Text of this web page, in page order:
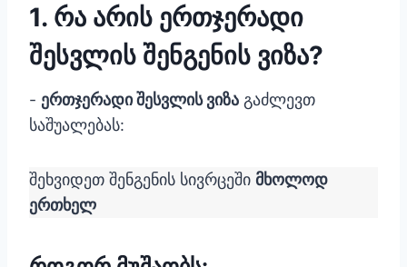
1. რა არის ერთჯერადი
შესვლის შენგენის ვიზა?
- ერთჯერადი შესვლის ვიზა გაძლევთ
საშუალებას:
შეხვიდეთ შენგენის სივრცეში მხოლოდ
ერთხელ